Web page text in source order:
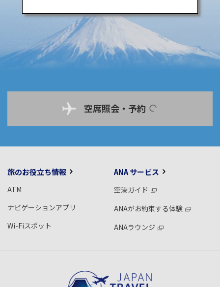
空席照会・予約
旅のお役立ち情報
ATM
ナビゲーションアプリ
Wi-Fiスポット
ANA サービス
空港ガイド
ANAがお約束する体験
ANAラウンジ